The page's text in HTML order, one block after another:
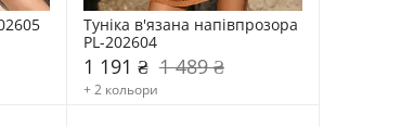
Туніка в'язана напівпрозора
PL-202604
1 191 ₴ 1 489 ₴
+ 2 кольори